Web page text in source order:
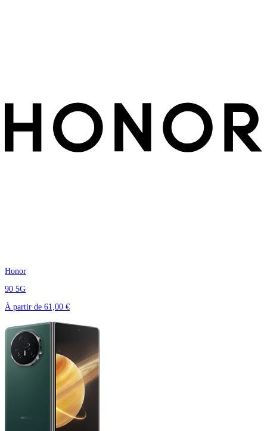
Honor
90 5G
À partir de 61,00 €